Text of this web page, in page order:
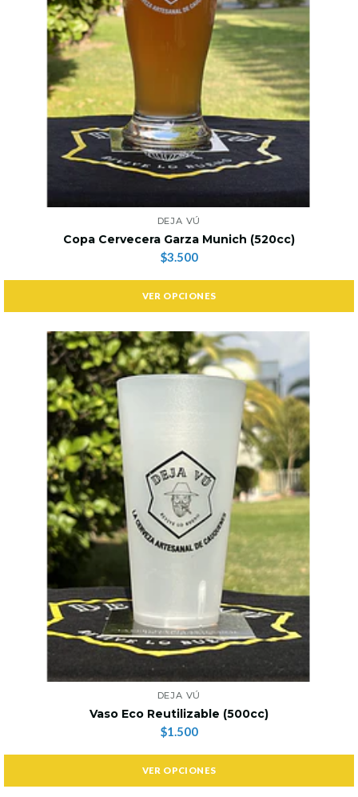
DEJA VÚ
Copa Cervecera Garza Munich (520cc)
$3.500
VER OPCIONES
DEJA VÚ
Vaso Eco Reutilizable (500cc)
$1.500
VER OPCIONES